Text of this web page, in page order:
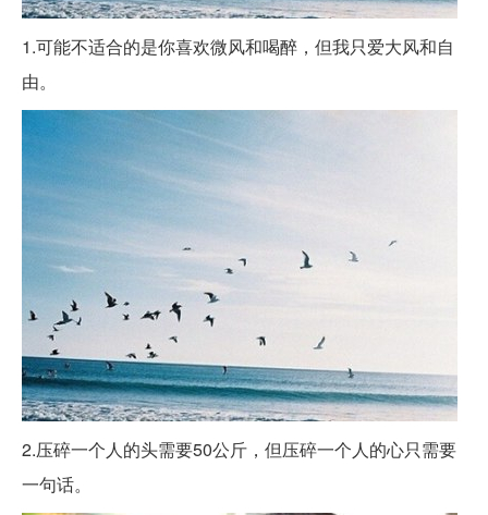
1.可能不适合的是你喜欢微风和喝醉，但我只爱大风和自
由。
2.压碎一个人的头需要50公斤，但压碎一个人的心只需要
一句话。